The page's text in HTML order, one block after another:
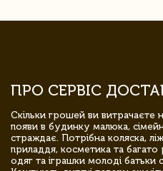
ПРО СЕРВІС
Скільки грошей ви витрачаєте
появи в будинку малюка,
страждає. Потрібна коляска,
приладдя, косметика та багато
одяг та іграшки молоді